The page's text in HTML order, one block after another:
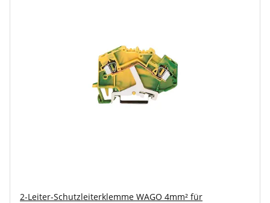
2-Leiter-Schutzleiterklemme WAGO 4mm² für